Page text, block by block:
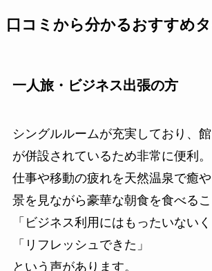
口コミから分かるおすすめ
一人旅・ビジネス出張の方
シングルルームが充実しており、
が併設されているため非常に便利。
仕事や移動の疲れを天然温泉で癒
景を見ながら豪華な朝食を食べるこ
「ビジネス利用にはもったいないく
「リフレッシュできた」
という声があります。